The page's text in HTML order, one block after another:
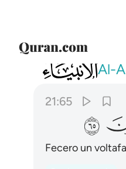
021Al- لقد علمت ما
21:65
ﲆ
Fecero un